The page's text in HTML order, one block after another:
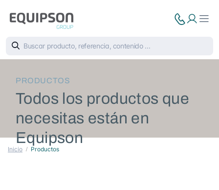
PRODUCTOS
Todos los productos que
necesitas están en
Equipson
Inicio Productos